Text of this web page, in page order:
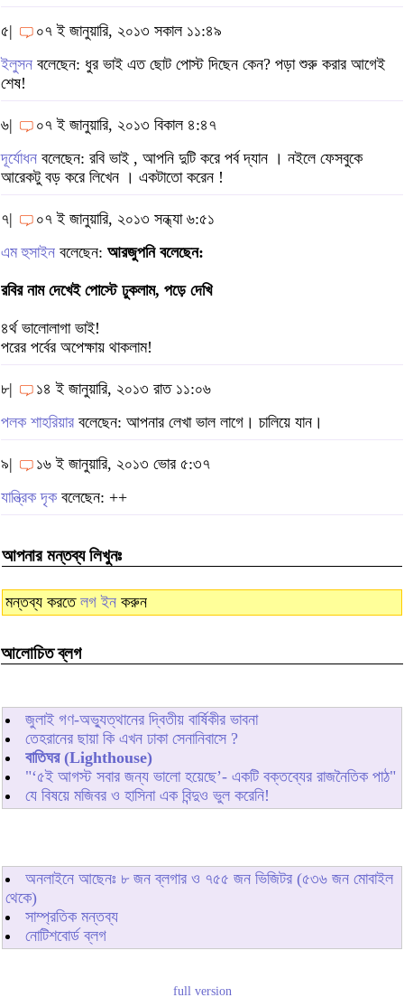
৫|
০৭ ই জানুয়ারি, ২০১৩ সকাল ১১:৪৯
ইলুসন বলেছেন: ধুর ভাই এত ছোট পোস্ট দিছেন কেন? পড়া শুরু করার আগেই
শেষ!
৬|
০৭ ই জানুয়ারি, ২০১৩ বিকাল ৪:৪৭
দূর্যোধন বলেছেন: রবি ভাই , আপনি দুটি করে পর্ব দ্যান । নইলে ফেসবুকে
আরেকটু বড় করে লিখেন । একটাতো করেন !
৭|
০৭ ই জানুয়ারি, ২০১৩ সন্ধ্যা ৬:৫১
এম হুসাইন বলেছেন: আরজুপনি বলেছেন:
রবির নাম দেখেই পোস্টে ঢুকলাম, পড়ে দেখি
৪র্থ ভালোলাগা ভাই!
পরের পর্বের অপেক্ষায় থাকলাম!
৮|
১৪ ই জানুয়ারি, ২০১৩ রাত ১১:০৬
পলক শাহরিয়ার বলেছেন: আপনার লেখা ভাল লাগে। চালিয়ে যান।
৯|
১৬ ই জানুয়ারি, ২০১৩ ভোর ৫:৩৭
যান্ত্রিক দৃকবলেছেন: ++
আপনার মন্তব্য লিখুনঃ
মন্তব্য করতে লগ ইন করুন
আলোচিত ব্লগ
জুলাই গণ-অভ্যুত্থানের দ্বিতীয় বার্ষিকীর ভাবনা
তেহরানের ছায়া কি এখন ঢাকা সেনানিবাসে ?
বাতিঘর (Lighthouse)
"‘৫ই আগস্ট সবার জন্য ভালো হয়েছে’- একটি বক্তব্যের রাজনৈতিক পাঠ"
যে বিষয়ে মজিবর ও হাসিনা এক বিন্দুও ভুল করেনি!
অনলাইনে আছেনঃ ৮জন ব্লগার ও ৭৫৫ জন ভিজিটর (৫৩৬ জন মোবাইল
থেকে)
সাম্প্রতিক মন্তব্য
নোটিশবোর্ড ব্লগ
full version